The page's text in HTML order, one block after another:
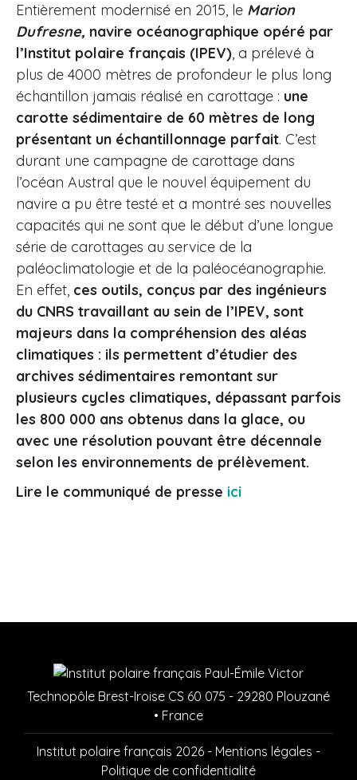
Entièrement modernisé en 2015, le Marion
Dufresne, navire océanographique opéré par
l’Institut polaire français (IPEV), a prélevé à
plus de 4000 mètres de profondeur le plus long
échantillon jamais réalisé en carottage : une
carotte sédimentaire de 60 mètres de long
présentant un échantillonnage parfait. C’est
durant une campagne de carottage dans
l’océan Austral que le nouvel équipement du
navire a pu être testé et a montré ses nouvelles
capacités qui ne sont que le début d’une longue
série de carottages au service de la
paléoclimatologie et de la paléocéanographie.
En effet, ces outils, conçus par des ingénieurs
du CNRS travaillant au sein de l’IPEV, sont
majeurs dans la compréhension des aléas
climatiques : ils permettent d’étudier des
archives sédimentaires remontant sur
plusieurs cycles climatiques, dépassant parfois
les 800 000 ans obtenus dans la glace, ou
avec une résolution pouvant être décennale
selon les environnements de prélèvement.
Lire le communiqué de presse ici
Technopôle Brest-Iroise CS 60 075 - 29280 Plouzané
• France
Institut polaire français 2026 - Mentions légales -
Politique de confidentialité